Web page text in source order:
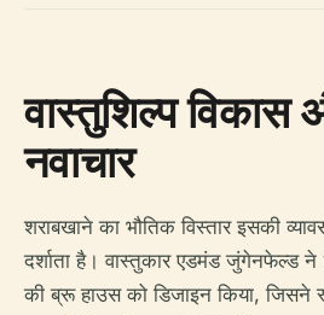
वास्तुशिल्प विकास
नवाचार
शराबखाने का भौतिक विस्तार इसकी
दर्शाता है। वास्तुकार एडमंड जुंगेनफेल्ड
की ब्रू हाउस को डिजाइन किया, जिसने